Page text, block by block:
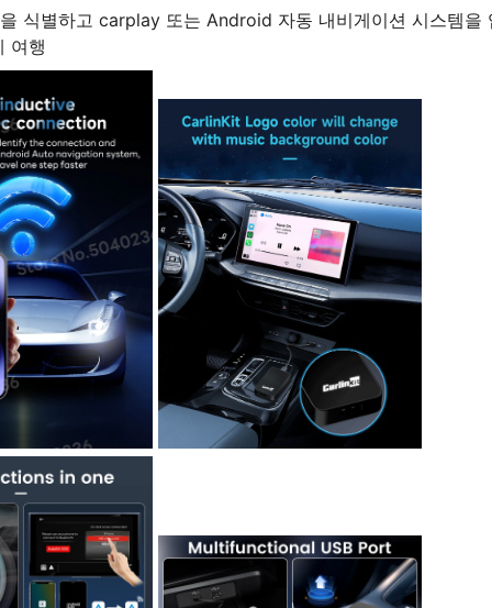
식별하고 carplay 또는 Android 자동 내비게이션 시스템을
여행